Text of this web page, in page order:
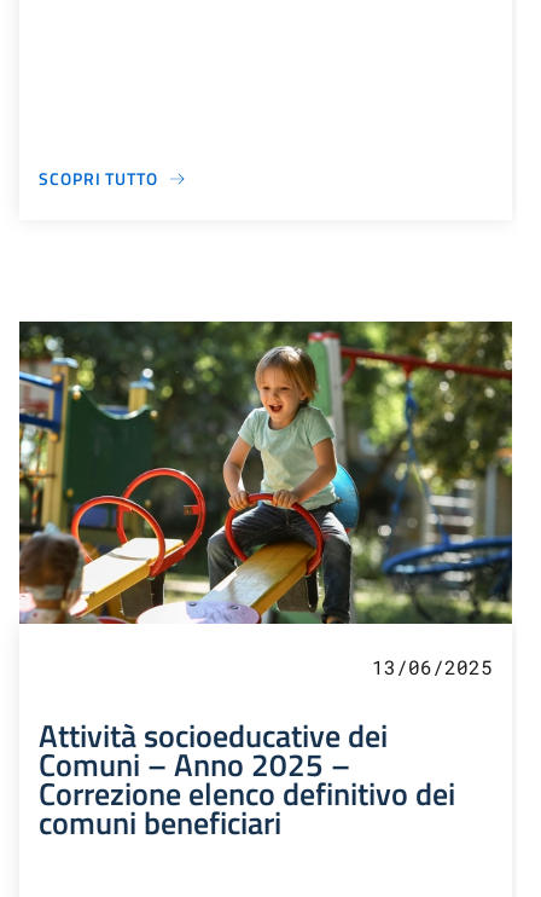
SCOPRI TUTTO
13/06/2025
Attività socioeducative dei
Comuni – Anno 2025 –
Correzione elenco definitivo dei
comuni beneficiari